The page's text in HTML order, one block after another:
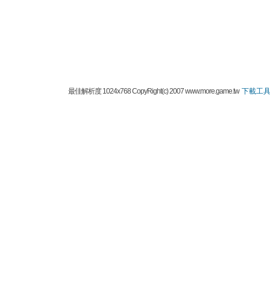
最佳解析度 1024x768 CopyRight(c) 2007 www.more.game.tw下載工